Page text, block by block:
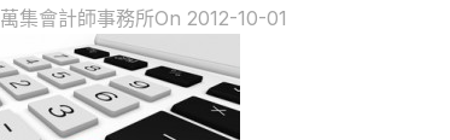
萬集會計師事務所On 2012-10-01